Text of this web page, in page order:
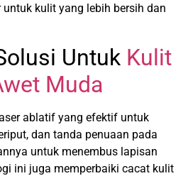
kulit yang lebih bersih dan
Untuk Kulit
Muda
ablatif yang efektif untuk
dan tanda penuaan pada
untuk menembus lapisan
ini juga memperbaiki cacat kulit